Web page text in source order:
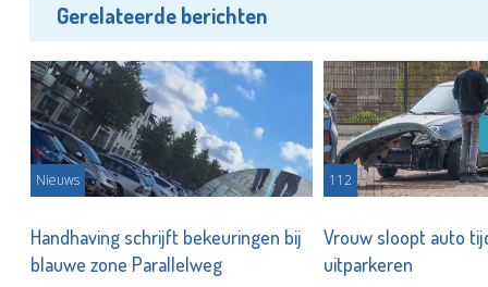
Gerelateerde berichten
Nieuws
Handhaving schrijft bekeuringen bij
blauwe zone Parallelweg
112
Vrouw sloopt auto
uitparkeren